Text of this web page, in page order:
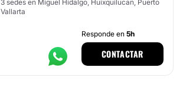
3 sedes en Miguel Hidalgo, Huixquilucan, Puerto
Vallarta
Responde en 5h
CONTACTAR